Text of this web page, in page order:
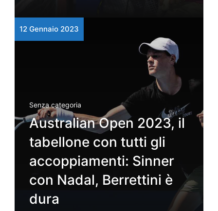
12 Gennaio 2023
Senza categoria
Australian Open 2023, il
tabellone con tutti gli
accoppiamenti: Sinner
con Nadal, Berrettini è
dura